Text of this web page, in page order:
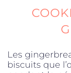
Les
biscuits que